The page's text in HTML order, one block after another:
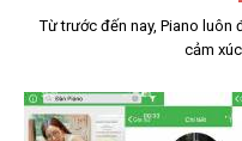
Từ trước đến nay, Piano luôn
cảm